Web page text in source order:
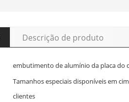
Descrição de produto
embutimento de alumínio da placa do
Tamanhos especiais disponíveis em
clientes